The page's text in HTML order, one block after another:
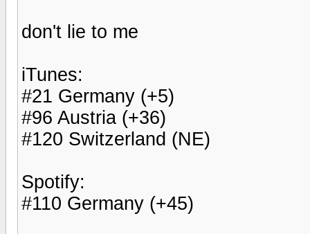
don't lie to me
iTunes:
#21 Germany (+5)
#96 Austria (+36)
#120 Switzerland (NE)
Spotify:
#110 Germany (+45)